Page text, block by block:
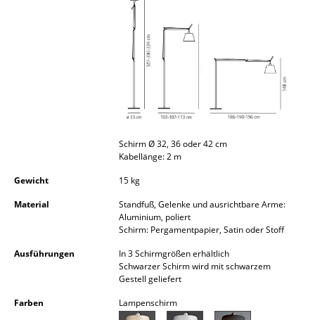
Hängeleuchten & Deckenleuchten
Stehleuchten & Leseleuchten
Wandleuchten
Outdoor-Leuchten
... alle Leuchten
Betten
Schirm Ø 32, 36 oder 42 cm
Kabellänge: 2 m
Gewicht
15 kg
Material
Standfuß, Gelenke und ausrichtbare Arme:
Aluminium, poliert
Schirm: Pergamentpapier, Satin oder Stoff
Ausführungen
In 3 Schirmgrößen erhältlich
Schwarzer Schirm wird mit schwarzem
Gestell geliefert
Farben
Lampenschirm